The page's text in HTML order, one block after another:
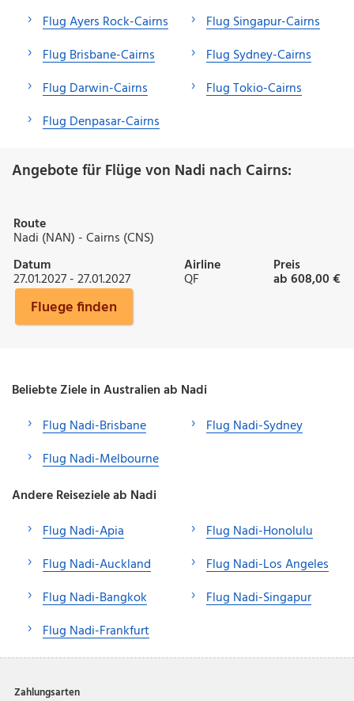
Flug Ayers Rock-Cairns
Flug Brisbane-Cairns
Flug Darwin-Cairns
Flug Denpasar-Cairns
Flug Singapur-Cairns
Flug Sydney-Cairns
Flug Tokio-Cairns
Angebote für Flüge von Nadi nach Cairns:
Route
Nadi (NAN) - Cairns (CNS)
Datum
27.01.2027 - 27.01.2027
Airline
QF
Preis
ab 608,00 €
Fluege finden
Beliebte Ziele in Australien ab Nadi
Flug Nadi-Brisbane
Flug Nadi-Melbourne
Flug Nadi-Sydney
Andere Reiseziele ab Nadi
Flug Nadi-Apia
Flug Nadi-Auckland
Flug Nadi-Bangkok
Flug Nadi-Frankfurt
Flug Nadi-Honolulu
Flug Nadi-Los Angeles
Flug Nadi-Singapur